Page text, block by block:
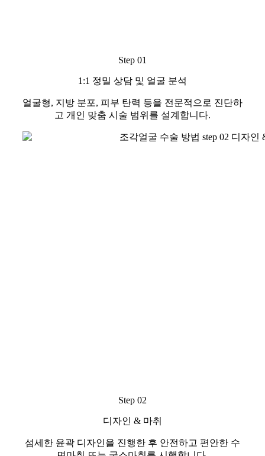
Step 01
1:1 정밀 상담 및 얼굴 분석
얼굴형, 지방 분포, 피부 탄력 등을 전문적으로 진단하
고 개인 맞춤 시술 범위를 설계합니다.
Step 02
디자인 & 마취
섬세한 윤곽 디자인을 진행한 후 안전하고 편안한 수